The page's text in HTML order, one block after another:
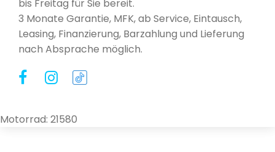
bis Freitag für Sie bereit.
3 Monate Garantie, MFK, ab Service, Eintausch,
Leasing, Finanzierung, Barzahlung und Lieferung
nach Absprache möglich.
Motorrad: 21580